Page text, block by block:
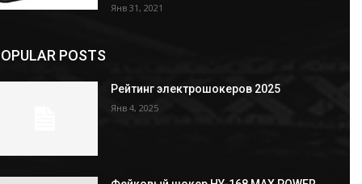
Янв 31, 2021
POSTS
Рейтинг электрошокеров 2025
Янв 4, 2025